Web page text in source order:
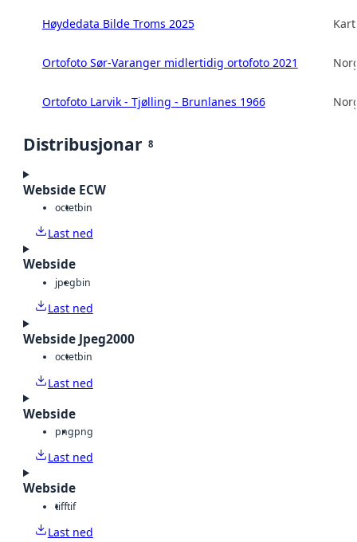
Høydedata Bilde Troms 2025
Ortofoto Sør-Varanger midlertidig ortofoto 2021
Ortofoto Larvik - Tjølling - Brunlanes 1966
Distribusjonar 8
Webside ECW
octetbin
Last ned
Webside
jpegbin
Last ned
Webside Jpeg2000
octetbin
Last ned
Webside
pngpng
Last ned
Webside
tifftif
Last ned